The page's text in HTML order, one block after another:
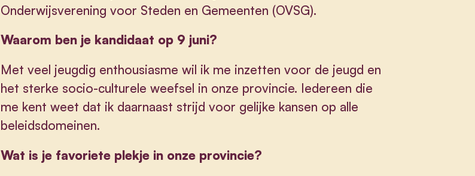
Onderwijsverening voor Steden en Gemeenten (OVSG).
Waarom ben je kandidaat op 9 juni?
Met veel jeugdig enthousiasme wil ik me inzetten voor de jeugd en
het sterke socio-culturele weefsel in onze provincie. Iedereen die
me kent weet dat ik daarnaast strijd voor gelijke kansen op alle
beleidsdomeinen.
Wat is je favoriete plekje in onze provincie?